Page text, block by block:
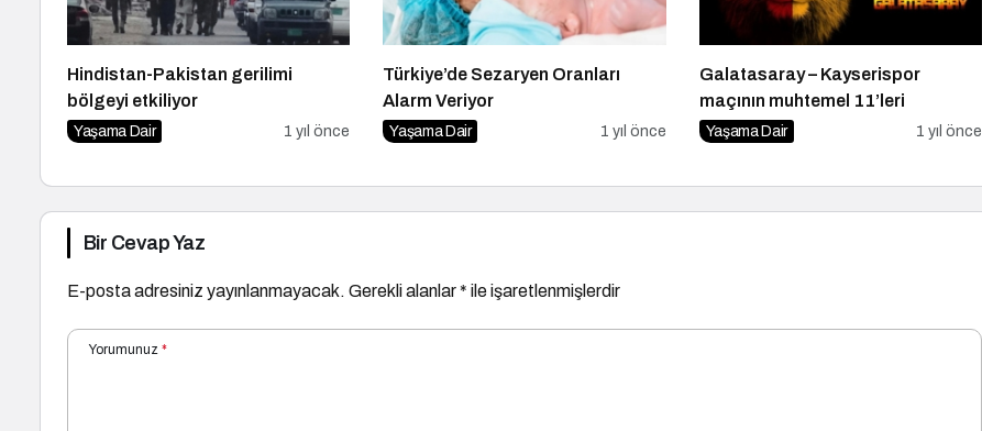
Hindistan-Pakistan gerilimi
bölgeyi etkiliyor
Yaşama Dair 1 yıl önce
Türkiye’de Sezaryen Oranları
Alarm Veriyor
Yaşama Dair 1 yıl önce
Galatasaray – Kayserispor
maçının muhtemel 11’leri
Yaşama Dair 1 yıl önce
Bir Cevap Yaz
E-posta adresiniz yayınlanmayacak. Gerekli alanlar* ile işaretlenmişlerdir
Yorumunuz *